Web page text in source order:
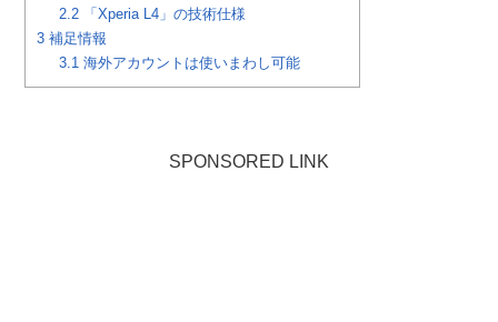
2.2 「Xperia L4」の技術仕様
3 補足情報
3.1 海外アカウントは使いまわし可能
SPONSORED LINK